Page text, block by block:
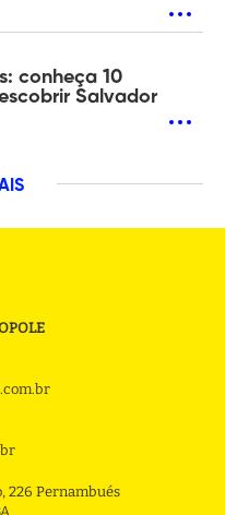
conheça 10
Salvador
226 Pernambués